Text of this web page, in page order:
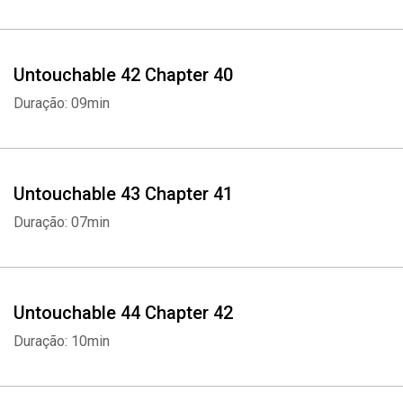
Untouchable 42 Chapter 40
Duração: 09min
Untouchable 43 Chapter 41
Duração: 07min
Untouchable 44 Chapter 42
Duração: 10min